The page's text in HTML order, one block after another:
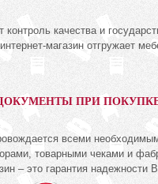
контроль качества и
магазин отгружает
ПРИ
всеми
товарными чеками и
– это гарантия надежности